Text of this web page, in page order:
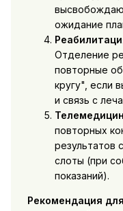
ожидание
Отделение
повторные
кругу", если
и связь с
повторных
результатов
слоты (при
показаний).
Рекомендация